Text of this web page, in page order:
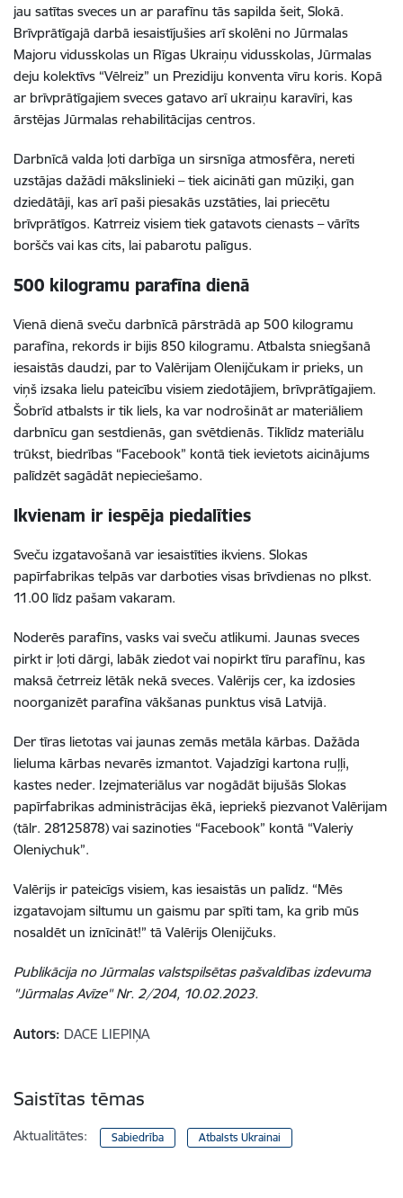
jau satītas sveces un ar parafīnu tās sapilda šeit, Slokā.
Brīvprātīgajā darbā iesaistījušies arī skolēni no Jūrmalas
Majoru vidusskolas un Rīgas Ukraiņu vidusskolas, Jūrmalas
deju kolektīvs “Vēlreiz” un Prezidiju konventa vīru koris. Kopā
ar brīvprātīgajiem sveces gatavo arī ukraiņu karavīri, kas
ārstējas Jūrmalas rehabilitācijas centros.
Darbnīcā valda ļoti darbīga un sirsnīga atmosfēra, nereti
uzstājas dažādi mākslinieki – tiek aicināti gan mūziķi, gan
dziedātāji, kas arī paši piesakās uzstāties, lai priecētu
brīvprātīgos. Katrreiz visiem tiek gatavots cienasts – vārīts
borščs vai kas cits, lai pabarotu palīgus.
500 kilogramu parafīna dienā
Vienā dienā sveču darbnīcā pārstrādā ap 500 kilogramu
parafīna, rekords ir bijis 850 kilogramu. Atbalsta sniegšanā
iesaistās daudzi, par to Valērijam Olenijčukam ir prieks, un
viņš izsaka lielu pateicību visiem ziedotājiem, brīvprātīgajiem.
Šobrīd atbalsts ir tik liels, ka var nodrošināt ar materiāliem
darbnīcu gan sestdienās, gan svētdienās. Tiklīdz materiālu
trūkst, biedrības “Facebook” kontā tiek ievietots aicinājums
palīdzēt sagādāt nepieciešamo.
Ikvienam ir iespēja piedalīties
Sveču izgatavošanā var iesaistīties ikviens. Slokas
papīrfabrikas telpās var darboties visas brīvdienas no plkst.
11.00 līdz pašam vakaram.
Noderēs parafīns, vasks vai sveču atlikumi. Jaunas sveces
pirkt ir ļoti dārgi, labāk ziedot vai nopirkt tīru parafīnu, kas
maksā četrreiz lētāk nekā sveces. Valērijs cer, ka izdosies
noorganizēt parafīna vākšanas punktus visā Latvijā.
Der tīras lietotas vai jaunas zemās metāla kārbas. Dažāda
lieluma kārbas nevarēs izmantot. Vajadzīgi kartona ruļļi,
kastes neder. Izejmateriālus var nogādāt bijušās Slokas
papīrfabrikas administrācijas ēkā, iepriekš piezvanot Valērijam
(tālr. 28125878) vai sazinoties “Facebook” kontā “Valeriy
Oleniychuk”.
Valērijs ir pateicīgs visiem, kas iesaistās un palīdz. “Mēs
izgatavojam siltumu un gaismu par spīti tam, ka grib mūs
nosaldēt un iznīcināt!” tā Valērijs Olenijčuks.
Publikācija no Jūrmalas valstspilsētas pašvaldības izdevuma
"Jūrmalas Avīze" Nr. 2/204, 10.02.2023.
Autors: DACE LIEPIŅA
Saistītas tēmas
Aktualitātes: Sabiedrība Atbalsts Ukrainai